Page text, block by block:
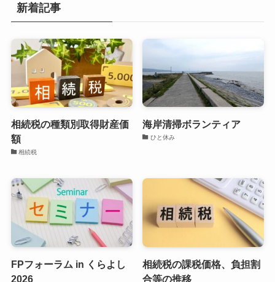
新着記事
相続税の種類別取得財産価
額
相続税
海岸清掃ボランティア
ひと休み
FPフォーラム in くらよし
2026
相続税の課税価格、負担割
合等の推移